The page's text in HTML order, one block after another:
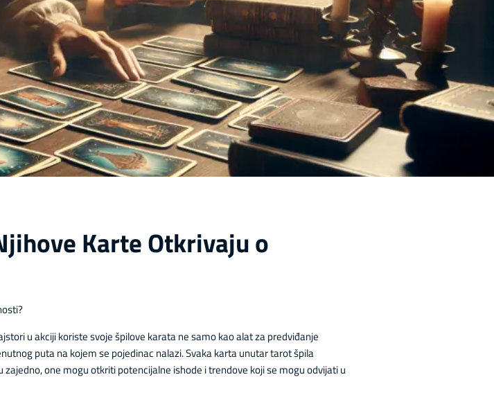
Karte Otkrivaju o
u akciji koriste svoje špilove karata ne samo kao alat za predviđanje
puta na kojem se pojedinac nalazi. Svaka karta unutar tarot špila
one mogu otkriti potencijalne ishode i trendove koji se mogu odvijati u